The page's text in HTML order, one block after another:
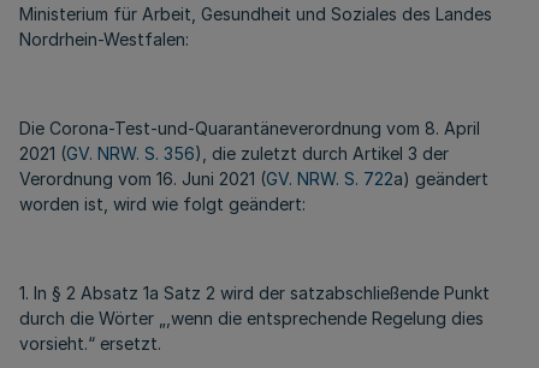
Ministerium für Arbeit, Gesundheit und Soziales des Landes
Nordrhein-Westfalen:
Die Corona-Test-und-Quarantäneverordnung vom 8. April
2021 (GV. NRW. S. 356), die zuletzt durch Artikel 3 der
Verordnung vom 16. Juni 2021 (GV. NRW. S. 722a) geändert
worden ist, wird wie folgt geändert:
1. In § 2 Absatz 1a Satz 2 wird der satzabschließende Punkt
durch die Wörter „,wenn die entsprechende Regelung dies
vorsieht.“ ersetzt.